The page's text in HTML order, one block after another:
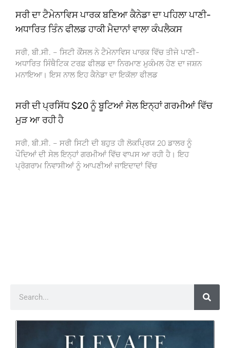
ਸਰੀ ਦਾ ਟੈਮੇਨਾਵਿਸ ਪਾਰਕ ਬਣਿਆ ਕੈਨੇਡਾ ਦਾ ਪਹਿਲਾ ਪਾਣੀ-
ਅਧਾਰਿਤ ਤਿੰਨ ਫੀਲਡ ਹਾਕੀ ਮੈਦਾਨਾਂ ਵਾਲਾ ਕੰਪਲੈਕਸ
ਸਰੀ, ਬੀ.ਸੀ. – ਸਿਟੀ ਕੌਂਸਲ ਨੇ ਟੈਮੇਨਾਵਿਸ ਪਾਰਕ ਵਿੱਚ ਤੀਜੇ ਪਾਣੀ-
ਅਧਾਰਿਤ ਸਿੰਥੈਟਿਕ ਟਰਫ਼ ਫੀਲਡ ਦਾ ਨਿਰਮਾਣ ਮੁਕੰਮਲ ਹੋਣ ਦਾ ਜਸ਼ਨ
ਮਨਾਇਆ। ਇਸ ਨਾਲ ਇਹ ਕੈਨੇਡਾ ਦਾ ਇਕੱਲਾ ਫੀਲਡ
ਸਰੀ ਦੀ ਪ੍ਰਸਿੱਧ $20 ਨੂੰ ਬੂਟਿਆਂ ਸੇਲ ਇਨ੍ਹਾਂ ਗਰਮੀਆਂ ਵਿੱਚ
ਮੁੜ ਆ ਰਹੀ ਹੈ
ਸਰੀ, ਬੀ.ਸੀ. – ਸਰੀ ਸਿਟੀ ਦੀ ਬਹੁਤ ਹੀ ਲੋਕਪ੍ਰਿਯ 20 ਡਾਲਰ ਨੂੰ
ਪੌਦਿਆਂ ਦੀ ਸੇਲ ਇਨ੍ਹਾਂ ਗਰਮੀਆਂ ਵਿੱਚ ਵਾਪਸ ਆ ਰਹੀ ਹੈ। ਇਹ
ਪ੍ਰੋਗਰਾਮ ਨਿਵਾਸੀਆਂ ਨੂੰ ਆਪਣੀਆਂ ਜਾਇਦਾਦਾਂ ਵਿੱਚ